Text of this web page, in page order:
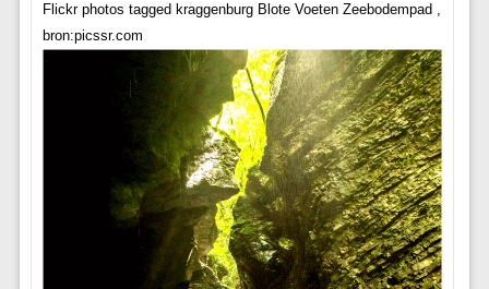
Flickr photos tagged kraggenburg Blote Voeten Zeebodempad ,
bron:picssr.com